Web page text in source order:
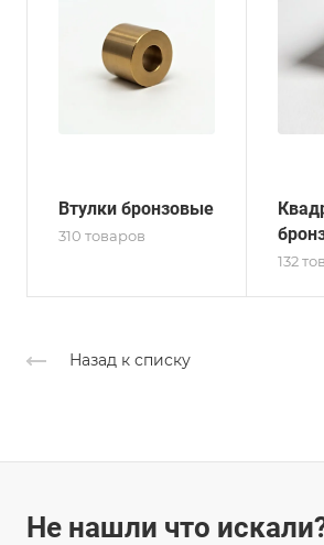
Втулки бронзовые
310 товаров
132
Назад к списку
Не нашли что